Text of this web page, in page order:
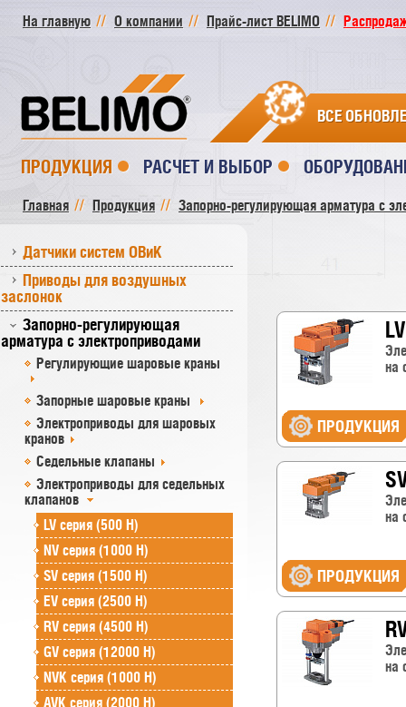
На главную О компании Прайс-лист BELIMO
ВСЕ
ПРОДУКЦИЯ РАСЧЕТ И ВЫБОР
Главная Продукция Запорно-регулирующая арматура с
Датчики систем ОВиК
Приводы для воздушных
заслонок
Запорно-регулирующая
арматура с электроприводами
Регулирующие шаровые краны
Запорные шаровые краны
Электроприводы для шаровых
кранов
Седельные клапаны
Электроприводы для седельных
клапанов
LV серия (500 Н)
NV серия (1000 Н)
SV серия (1500 Н)
EV серия (2500 Н)
RV серия (4500 Н)
GV серия (12000 Н)
NVK серия (1000 Н)
AVK серия (2000 Н)
на
ПРОДУКЦИЯ
на
ПРОДУКЦИЯ
на